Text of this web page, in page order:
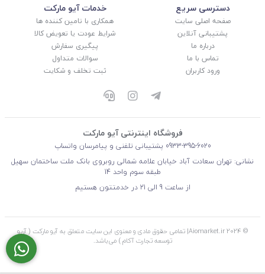
دسترسی سریع
صفحه اصلی سایت
پشتیبانی آنلاین
درباره ما
تماس با ما
ورود کاربران
خدمات آیو مارکت
همکاری با تامین کننده ها
شرایط عودت یا تعویض کالا
پیگیری سفارش
سوالات متداول
ثبت تخلف و شکایت
فروشگاه اینترنتی آیو مارکت
0933-395-6020 پشتیبانی تلفنی و پیامرسان واتساپ
نشانی: تهران سعادت آباد خیابان علامه شمالی روبروی بانک ملت ساختمان سهیل
طبقه سوم واحد 14
از ساعت 9 الی 21 در خدمتتون هستیم
© 2024 Aiomarket.ir| تمامی حقوق مادی و معنوی این سایت متعلق به آیو مارکت ( آریو
توسعه تجارت آکام ) می‌باشد.